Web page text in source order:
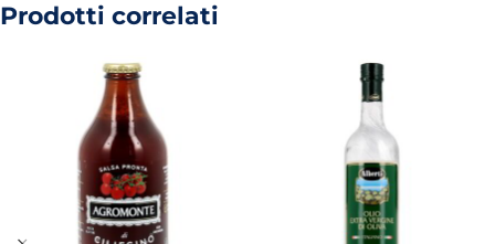
Prodotti correlati